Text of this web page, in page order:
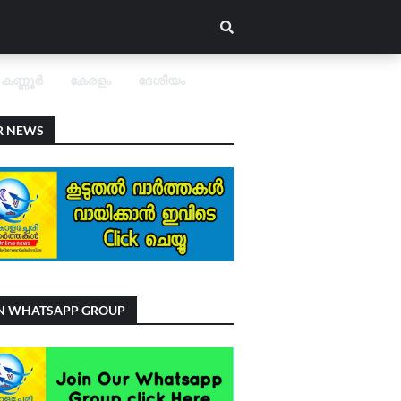
കണ്ണൂർ കേരളം ദേശീയം
NEWS
WHATSAPP GROUP